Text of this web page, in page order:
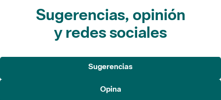
Sugerencias, opinión
y redes sociales
Sugerencias
Opina